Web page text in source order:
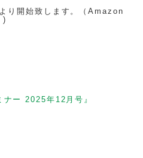
り開始致します。（Amazon
)
ナー 2025年12月号』